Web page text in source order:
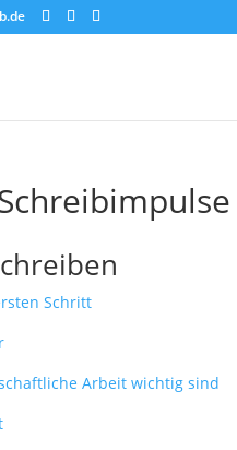
Schritt
Arbeit wichtig sind